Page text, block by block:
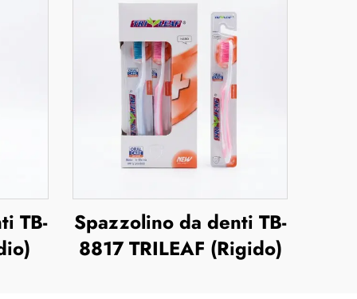
TB-
Spazzolino da denti TB-
8817 TRILEAF (Rigido)